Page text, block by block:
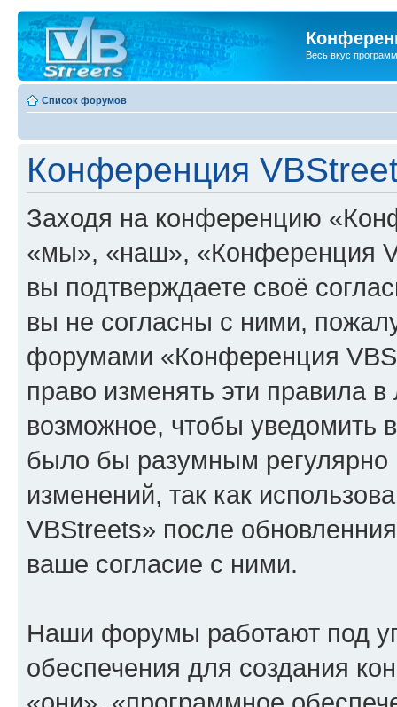
Весь вкус
Список форумов
Конференция
Заходя на конференцию
«мы», «наш», «Конференция
вы подтверждаете своё
вы не согласны с ними,
форумами «Конференция
право изменять эти правила
возможное, чтобы уведомить
было бы разумным регулярно
изменений, так как
VBStreets» после
ваше согласие с ними.
Наши форумы работают под
обеспечения для создания